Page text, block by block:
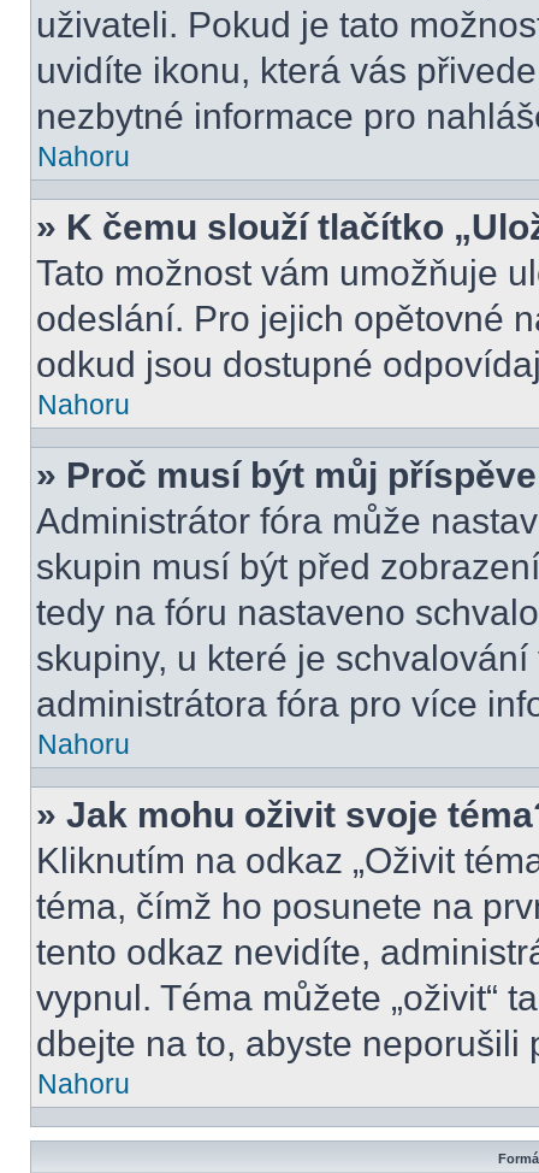
uživateli. Pokud je tato
uvidíte ikonu, která vás
nezbytné informace pro
Nahoru
» K čemu slouží tlačítko
Tato možnost vám umožňuje
odeslání. Pro jejich opětovné
odkud jsou dostupné
Nahoru
» Proč musí být můj
Administrátor fóra může
skupin musí být před
tedy na fóru nastaveno
skupiny, u které je
administrátora fóra pro více
Nahoru
» Jak mohu oživit svoje
Kliknutím na odkaz „Oživit
téma, čímž ho posunete na
tento odkaz nevidíte,
vypnul. Téma můžete „oživit“
dbejte na to, abyste neporušili
Nahoru